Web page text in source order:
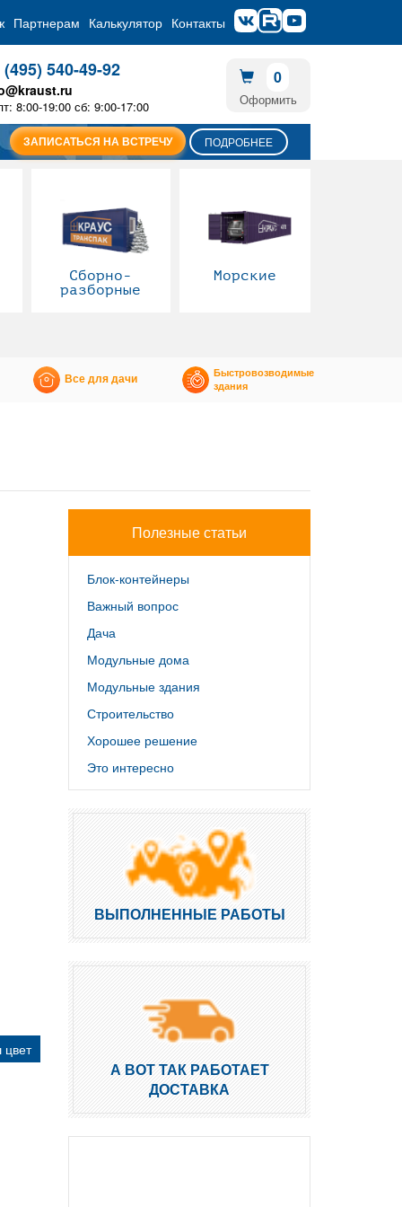
Партнерам Калькулятор Контакты
(495) 540-49-92
8:00-19:00 сб: 9:00-17:00
0
Оформить
ЗАПИСАТЬСЯ НА ВСТРЕЧУ ПОДРОБНЕЕ
Сборно-
разборные
Морские
Все для дачи
Быстровозводимые
здания
Полезные статьи
Блок-контейнеры
Важный вопрос
Дача
Модульные дома
Модульные здания
Строительство
Хорошее решение
Это интересно
ВЫПОЛНЕННЫЕ РАБОТЫ
А ВОТ ТАК РАБОТАЕТ
ДОСТАВКА